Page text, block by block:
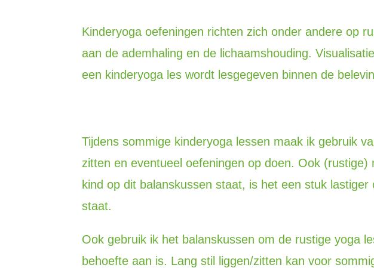
Kinderyoga oefeningen richten zich onder andere op
aan de ademhaling en de lichaamshouding.
een kinderyoga les wordt lesgegeven binnen de
Tijdens sommige kinderyoga lessen maak ik gebruik
zitten en eventueel oefeningen op doen. Ook
kind op dit balanskussen staat, is het een stuk
staat.
Ook gebruik ik het balanskussen om de rustige yoga
behoefte aan is. Lang stil liggen/zitten kan voor